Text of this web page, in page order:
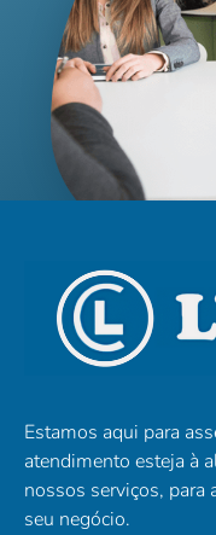
Estamos aqui para
atendimento esteja à
nossos serviços, para
seu negócio.